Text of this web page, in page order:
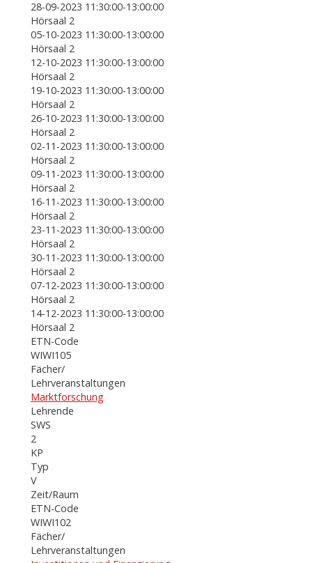
28-09-2023 11:30:00-13:00:00
Hörsaal 2
05-10-2023 11:30:00-13:00:00
Hörsaal 2
12-10-2023 11:30:00-13:00:00
Hörsaal 2
19-10-2023 11:30:00-13:00:00
Hörsaal 2
26-10-2023 11:30:00-13:00:00
Hörsaal 2
02-11-2023 11:30:00-13:00:00
Hörsaal 2
09-11-2023 11:30:00-13:00:00
Hörsaal 2
16-11-2023 11:30:00-13:00:00
Hörsaal 2
23-11-2023 11:30:00-13:00:00
Hörsaal 2
30-11-2023 11:30:00-13:00:00
Hörsaal 2
07-12-2023 11:30:00-13:00:00
Hörsaal 2
14-12-2023 11:30:00-13:00:00
Hörsaal 2
ETN-Code
WIWI105
Fächer/
Lehrveranstaltungen
Marktforschung
Lehrende
SWS
2
KP
Typ
V
Zeit/Raum
ETN-Code
WIWI102
Fächer/
Lehrveranstaltungen